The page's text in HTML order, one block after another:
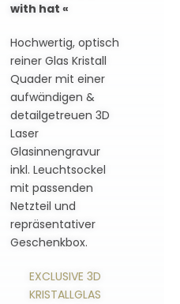
with hat «
Hochwertig, optisch
reiner Glas Kristall
Quader mit einer
aufwändigen &
detailgetreuen 3D
Laser
Glasinnengravur
inkl. Leuchtsockel
mit passenden
Netzteil und
repräsentativer
Geschenkbox.
EXCLUSIVE 3D
KRISTALLGLAS